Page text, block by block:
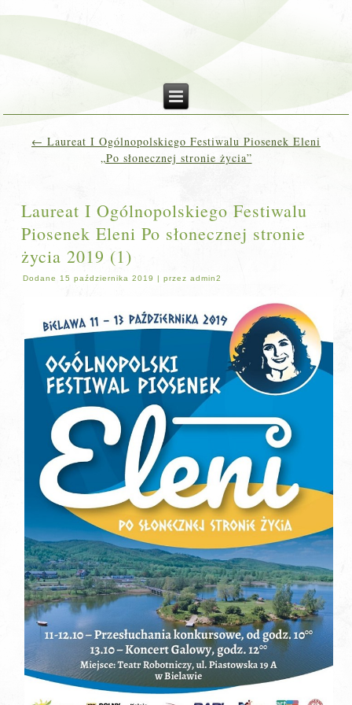
← Laureat I Ogólnopolskiego Festiwalu Piosenek Eleni
„Po słonecznej stronie życia”
Laureat I Ogólnopolskiego Festiwalu
Piosenek Eleni Po słonecznej stronie
życia 2019 (1)
Dodane 15 października 2019 |przez admin2